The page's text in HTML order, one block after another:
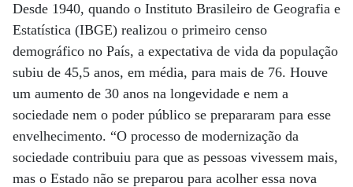
Desde 1940, quando o Instituto Brasileiro de Geografia e
Estatística (IBGE) realizou o primeiro censo
demográfico no País, a expectativa de vida da população
subiu de 45,5 anos, em média, para mais de 76. Houve
um aumento de 30 anos na longevidade e nem a
sociedade nem o poder público se prepararam para esse
envelhecimento. “O processo de modernização da
sociedade contribuiu para que as pessoas vivessem mais,
mas o Estado não se preparou para acolher essa nova